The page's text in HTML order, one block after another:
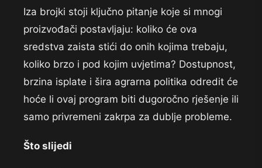
Iza brojki stoji ključno pitanje koje si mnogi
proizvođači postavljaju: koliko će ova
sredstva zaista stići do onih kojima trebaju,
koliko brzo i pod kojim uvjetima? Dostupnost,
brzina isplate i šira agrarna politika odredit će
hoće li ovaj program biti dugoročno rješenje ili
samo privremeni zakrpa za dublje probleme.
Što slijedi